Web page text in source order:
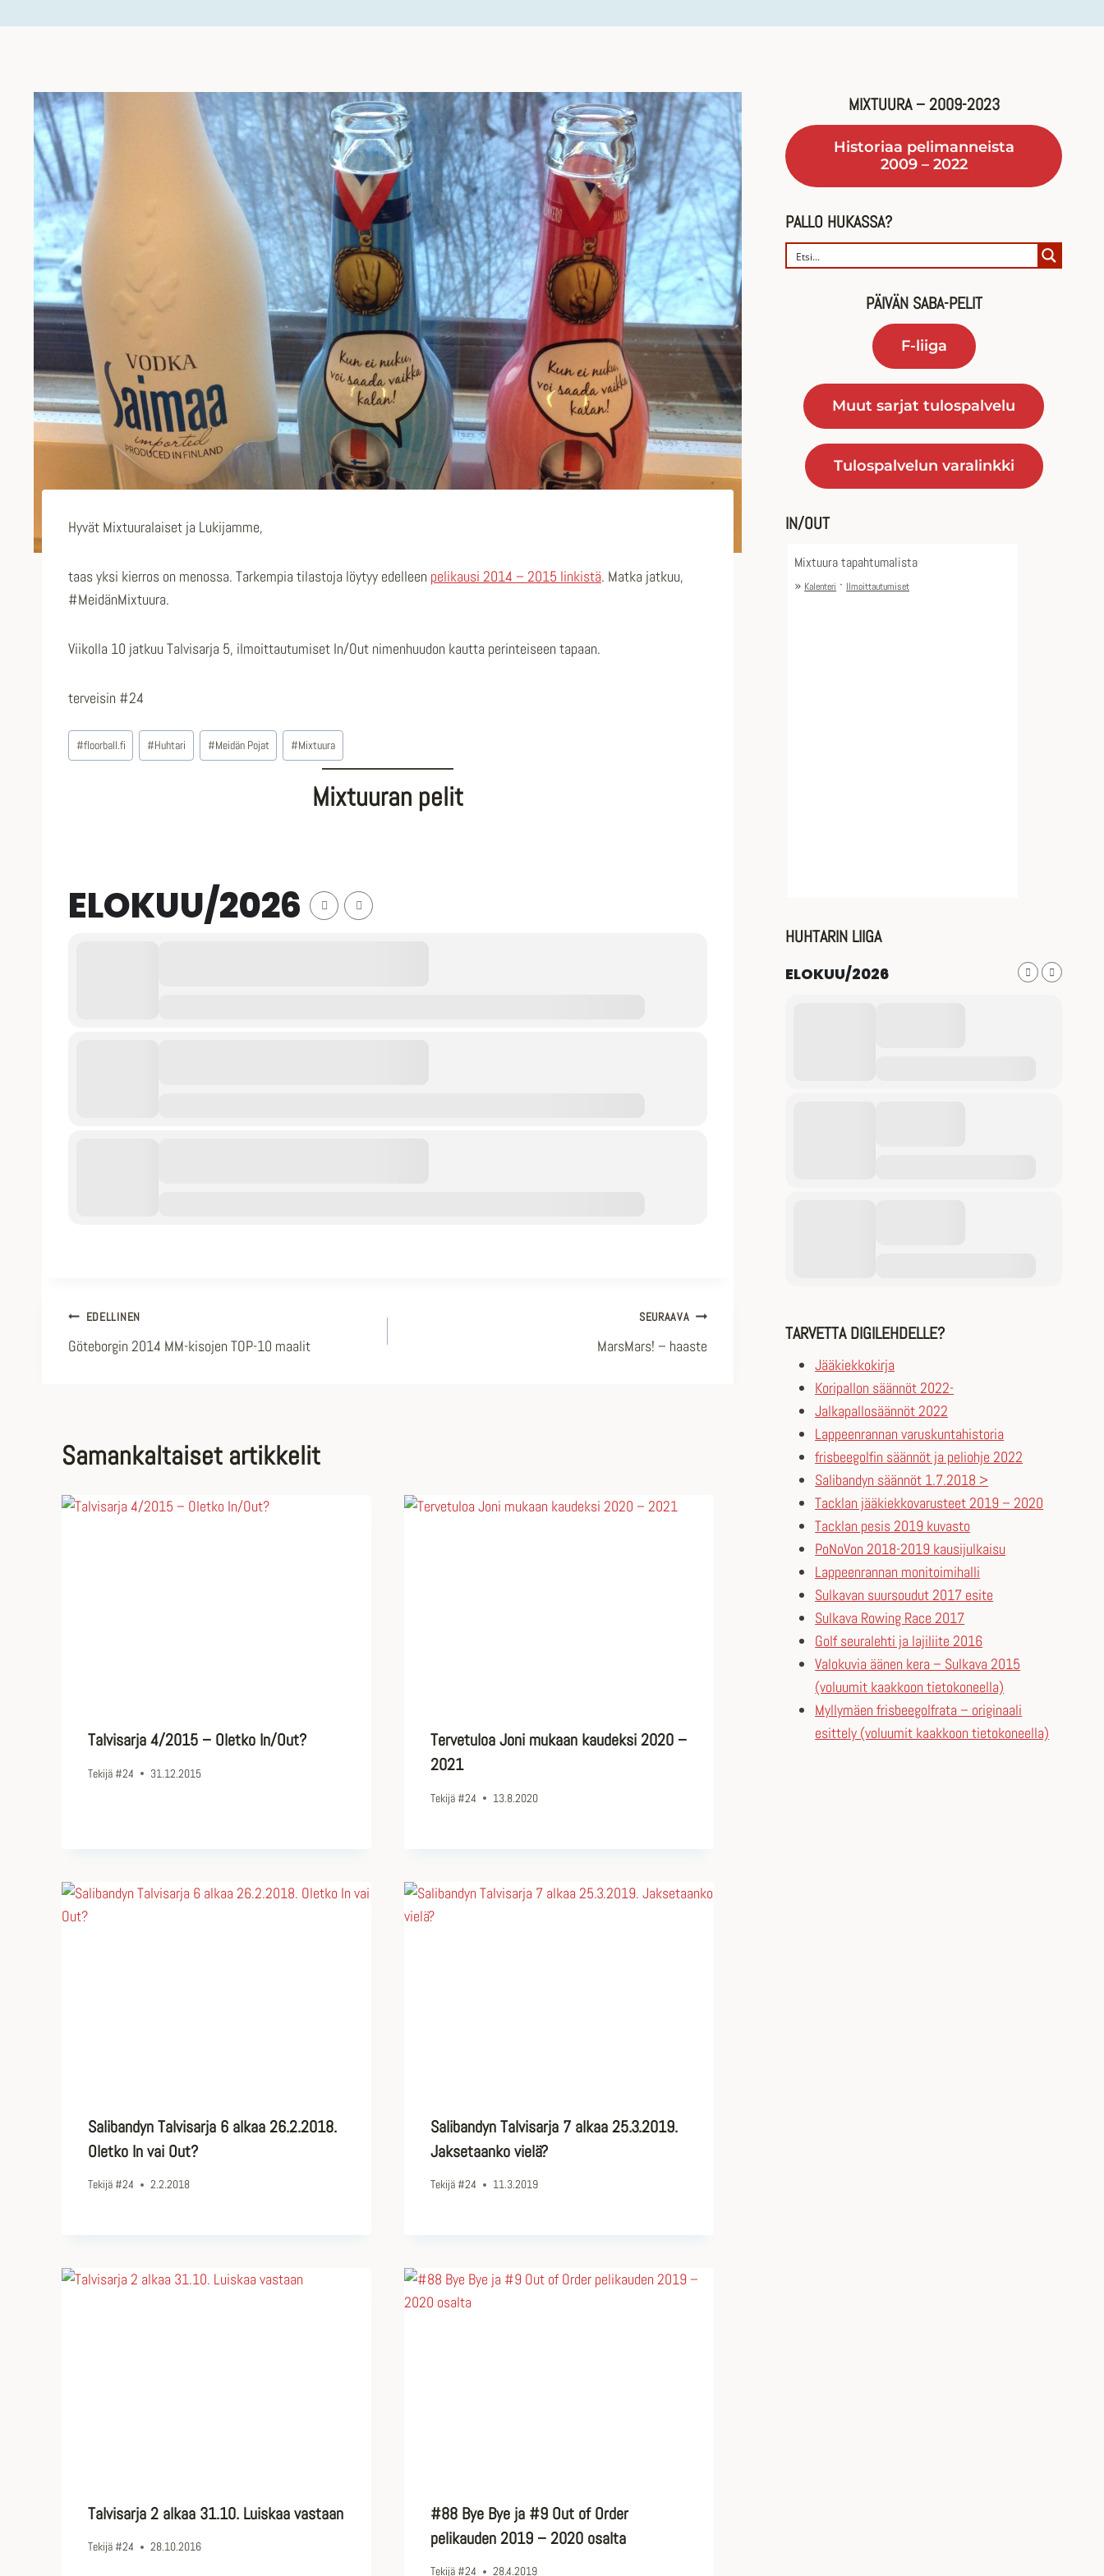
Hyvät Mixtuuralaiset ja Lukijamme,
taas yksi kierros on menossa. Tarkempia tilastoja löytyy edelleen pelikausi 2014 – 2015 linkistä. Matka jatkuu,
#MeidänMixtuura.
Viikolla 10 jatkuu Talvisarja 5, ilmoittautumiset In/Out nimenhuudon kautta perinteiseen tapaan.
terveisin #24
Avainsanat:
#floorball.fi #Huhtari #Meidän Pojat #Mixtuura
Mixtuuran pelit
ELOKUU/2026
Artikkelien
selaus
EDELLINEN
Göteborgin 2014 MM-kisojen TOP-10 maalit
SEURAAVA
MarsMars! – haaste
Samankaltaiset artikkelit
Talvisarja 4/2015 – Oletko In/Out?
Tekijä #24 31.12.2015
Tervetuloa Joni mukaan kaudeksi 2020 –
2021
Tekijä #24 13.8.2020
Salibandyn Talvisarja 6 alkaa 26.2.2018.
Oletko In vai Out?
Tekijä #24 2.2.2018
Salibandyn Talvisarja 7 alkaa 25.3.2019.
Jaksetaanko vielä?
Tekijä #24 11.3.2019
Talvisarja 2 alkaa 31.10. Luiskaa vastaan
Tekijä #24 28.10.2016
#88 Bye Bye ja #9 Out of Order
pelikauden 2019 – 2020 osalta
Tekijä #24 28.4.2019
MIXTUURA – 2009-2023
Historiaa pelimanneista
2009 – 2022
PALLO HUKASSA?
PÄIVÄN SABA-PELIT
F-liiga
Muut sarjat tulospalvelu
Tulospalvelun varalinkki
IN/OUT
Mixtuura tapahtumalista
» Kalenteri · Ilmoittautumiset
HUHTARIN LIIGA
ELOKUU/2026
TARVETTA DIGILEHDELLE?
Jääkiekkokirja
Koripallon säännöt 2022-
Jalkapallosäännöt 2022
Lappeenrannan varuskuntahistoria
frisbeegolfin säännöt ja peliohje 2022
Salibandyn säännöt 1.7.2018 >
Tacklan jääkiekkovarusteet 2019 – 2020
Tacklan pesis 2019 kuvasto
PoNoVon 2018-2019 kausijulkaisu
Lappeenrannan monitoimihalli
Sulkavan suursoudut 2017 esite
Sulkava Rowing Race 2017
Golf seuralehti ja lajiliite 2016
Valokuvia äänen kera – Sulkava 2015
(voluumit kaakkoon tietokoneella)
Myllymäen frisbeegolfrata – originaali
esittely (voluumit kaakkoon tietokoneella)